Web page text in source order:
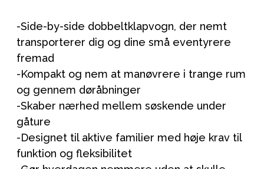
-Side-by-side dobbeltklapvogn, der nemt
transporterer dig og dine små eventyrere
fremad
-Kompakt og nem at manøvrere i trange rum
og gennem døråbninger
-Skaber nærhed mellem søskende under
gåture
-Designet til aktive familier med høje krav til
funktion og fleksibilitet